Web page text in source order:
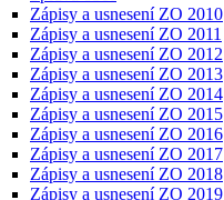
Zápisy a usnesení ZO 2010
Zápisy a usnesení ZO 2011
Zápisy a usnesení ZO 2012
Zápisy a usnesení ZO 2013
Zápisy a usnesení ZO 2014
Zápisy a usnesení ZO 2015
Zápisy a usnesení ZO 2016
Zápisy a usnesení ZO 2017
Zápisy a usnesení ZO 2018
Zápisy a usnesení ZO 2019